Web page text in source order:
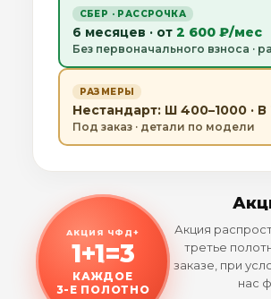
СБЕР · РАССРОЧКА
6 месяцев · от 2 600 ₽/мес
Без первоначального взноса ·
РАЗМЕРЫ
Нестандарт: Ш 400–1000 · В
Под заказ · детали по модели
АКЦИЯ ЧФД+
1+1=3
КАЖДОЕ
3-Е ПОЛОТНО
Акция
третье
заказе, при
нас